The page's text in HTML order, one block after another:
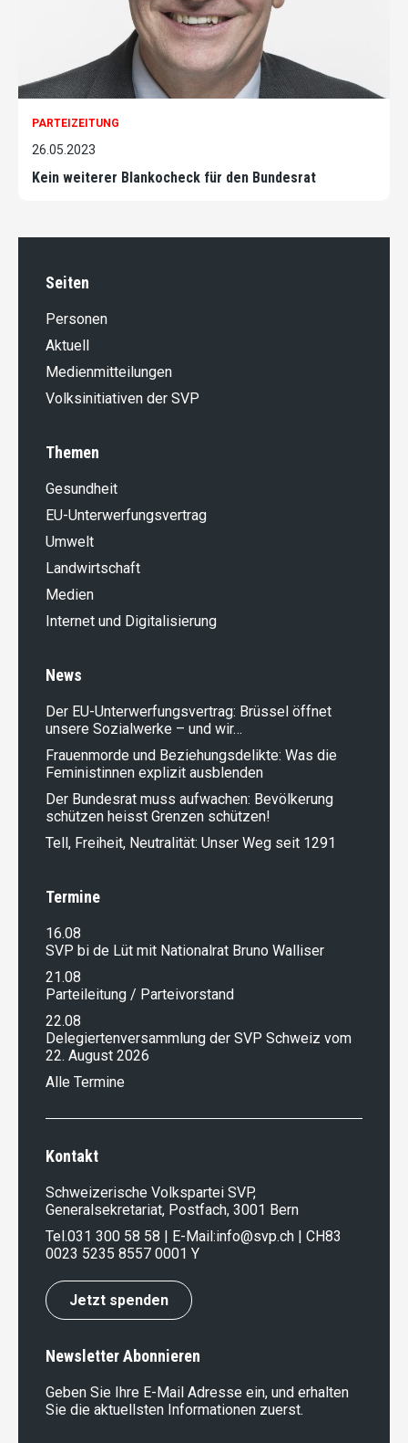
PARTEIZEITUNG
26.05.2023
Kein weiterer Blankocheck für den Bundesrat
Seiten
Personen
Aktuell
Medienmitteilungen
Volksinitiativen der SVP
Themen
Gesundheit
EU-Unterwerfungsvertrag
Umwelt
Landwirt­schaft
Medien
Internet und Digitalisierung
News
Der EU-Unterwerfungsvertrag: Brüssel öffnet
unsere Sozialwerke – und wir…
Frauenmorde und Beziehungsdelikte: Was die
Feministinnen explizit ausblenden
Der Bundesrat muss aufwachen: Bevölkerung
schützen heisst Grenzen schützen!
Tell, Freiheit, Neutralität: Unser Weg seit 1291
Termine
16.08
SVP bi de Lüt mit Nationalrat Bruno Walliser
21.08
Parteileitung / Parteivorstand
22.08
Delegiertenversammlung der SVP Schweiz vom
22. August 2026
Alle Termine
Kontakt
Schweizerische Volkspartei SVP,
Generalsekretariat, Postfach, 3001 Bern
Tel.031 300 58 58 | E-Mail:info@svp.ch | CH83
0023 5235 8557 0001 Y
Jetzt spenden
Newsletter Abonnieren
Geben Sie Ihre E-Mail Adresse ein, und erhalten
Sie die aktuellsten Informationen zuerst.